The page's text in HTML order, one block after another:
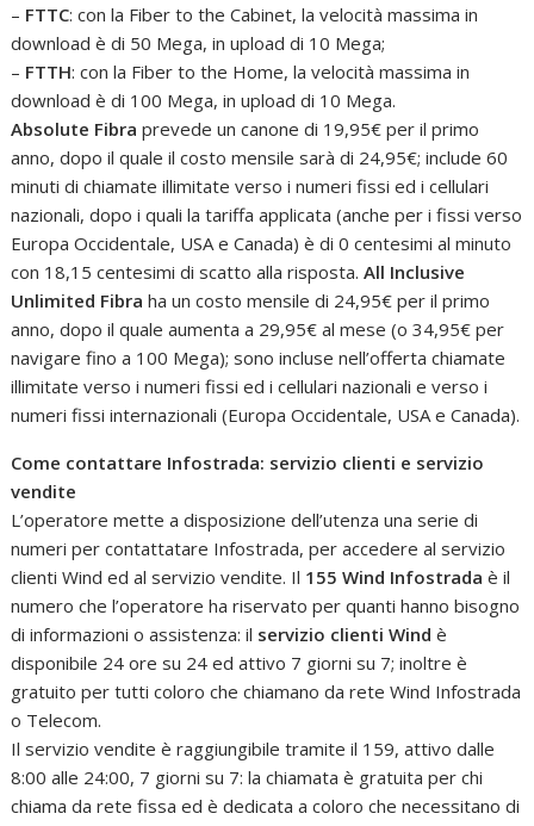
– FTTC: con la Fiber to the Cabinet, la velocità massima in
download è di 50 Mega, in upload di 10 Mega;
– FTTH: con la Fiber to the Home, la velocità massima in
download è di 100 Mega, in upload di 10 Mega.
Absolute Fibra prevede un canone di 19,95€ per il primo
anno, dopo il quale il costo mensile sarà di 24,95€; include 60
minuti di chiamate illimitate verso i numeri fissi ed i cellulari
nazionali, dopo i quali la tariffa applicata (anche per i fissi verso
Europa Occidentale, USA e Canada) è di 0 centesimi al minuto
con 18,15 centesimi di scatto alla risposta.All Inclusive
Unlimited Fibra ha un costo mensile di 24,95€ per il primo
anno, dopo il quale aumenta a 29,95€ al mese (o 34,95€ per
navigare fino a 100 Mega); sono incluse nell’offerta chiamate
illimitate verso i numeri fissi ed i cellulari nazionali e verso i
numeri fissi internazionali (Europa Occidentale, USA e Canada).
Come contattare Infostrada: servizio clienti e servizio
vendite
L’operatore mette a disposizione dell’utenza una serie di
numeri per contattatare Infostrada, per accedere al servizio
clienti Wind ed al servizio vendite. Il 155 Wind Infostrada è il
numero che l’operatore ha riservato per quanti hanno bisogno
di informazioni o assistenza: il servizio clienti Wind è
disponibile 24 ore su 24 ed attivo 7 giorni su 7; inoltre è
gratuito per tutti coloro che chiamano da rete Wind Infostrada
o Telecom.
Il servizio vendite è raggiungibile tramite il 159, attivo dalle
8:00 alle 24:00, 7 giorni su 7: la chiamata è gratuita per chi
chiama da rete fissa ed è dedicata a coloro che necessitano di